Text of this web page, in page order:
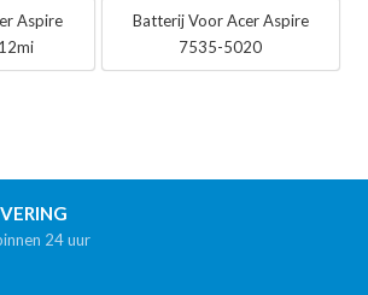
Aspire
Batterij Voor Acer Aspire
7535-5020
24 uur